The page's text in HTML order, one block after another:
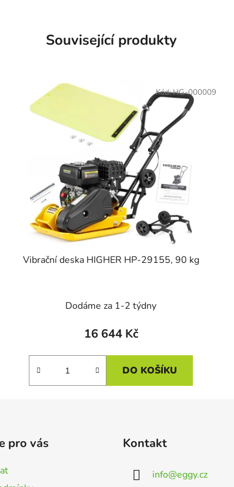
Související produkty
Vibrační deska HIGHER HP-29155, 90 kg
Dodáme za 1-2 týdny
16 644 Kč
DO KOŠÍKU
Kód:HG-000009
pro vás Kontakt
info@eggy.cz